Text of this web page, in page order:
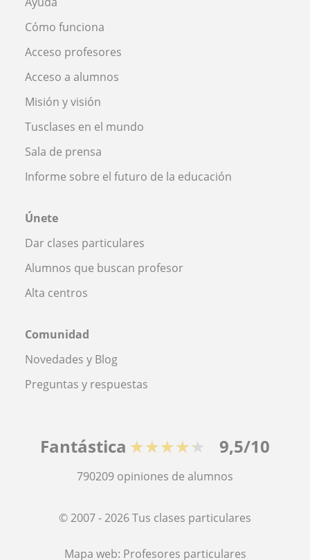
Cómo funciona
Acceso profesores
Acceso a alumnos
Misión y visión
Tusclases en el mundo
Sala de prensa
Informe sobre el futuro de la educación
Únete
Dar clases particulares
Alumnos que buscan profesor
Alta centros
Comunidad
Novedades y Blog
Preguntas y respuestas
Fantástica ★★★★★ 9,5/10
790209 opiniones de alumnos
© 2007 - 2026 Tus clases particulares
Mapa web: Profesores particulares